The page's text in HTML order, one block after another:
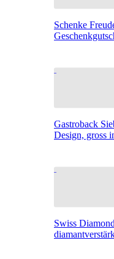
Schenke
Gastroback
Design, gross
Swiss